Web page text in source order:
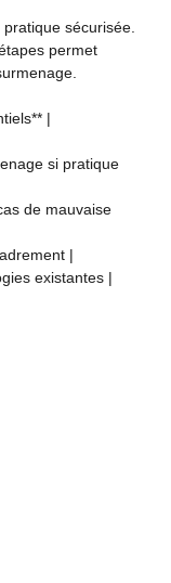
sécurisée.
permet
|
si pratique
de mauvaise
|
existantes |